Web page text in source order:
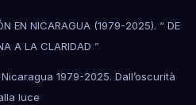
EN NICARAGUA (1979-2025). “ DE
A LA CLARIDAD ”
1979-2025. Dall’oscurità
luce